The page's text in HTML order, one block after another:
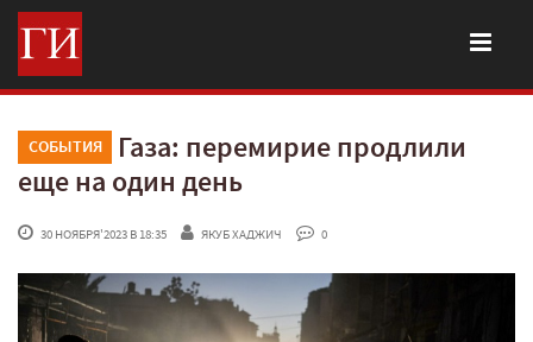
СОБЫТИЯ
Газа: перемирие продлили
еще на один день
30 НОЯБРЯ'2023 В 18:35 ЯКУБ ХАДЖИЧ 0